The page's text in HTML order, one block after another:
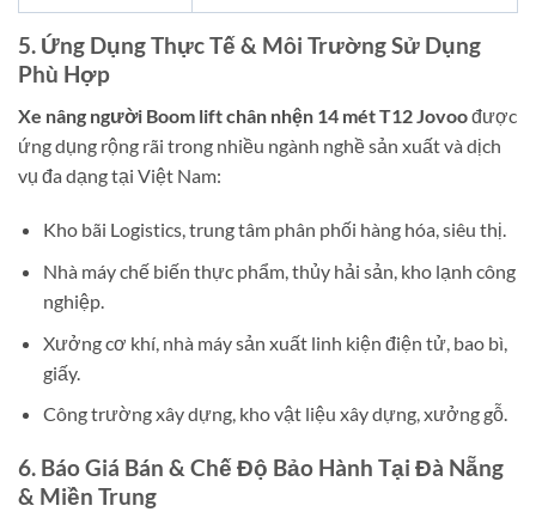
5. Ứng Dụng Thực Tế & Môi Trường Sử Dụng
Phù Hợp
Xe nâng người Boom lift chân nhện 14 mét T12 Jovoođược
ứng dụng rộng rãi trong nhiều ngành nghề sản xuất và dịch
vụ đa dạng tại Việt Nam:
Kho bãi Logistics, trung tâm phân phối hàng hóa, siêu thị.
Nhà máy chế biến thực phẩm, thủy hải sản, kho lạnh công
nghiệp.
Xưởng cơ khí, nhà máy sản xuất linh kiện điện tử, bao bì,
giấy.
Công trường xây dựng, kho vật liệu xây dựng, xưởng gỗ.
6. Báo Giá Bán & Chế Độ Bảo Hành Tại Đà Nẵng
& Miền Trung